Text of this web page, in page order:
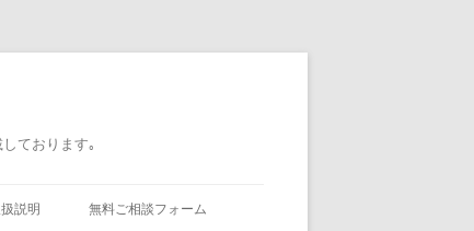
ております｡
説明 無料ご相談フォーム